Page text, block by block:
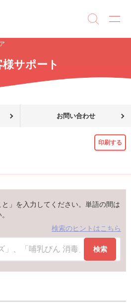
様サポート
お問い合わせ
印刷する
と」を入力してください。単語の間は
検索のヒントはこちら
検索